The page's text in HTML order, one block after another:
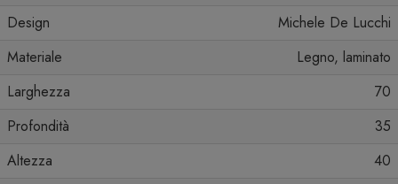
Design
Michele De Lucchi
Materiale
Legno, laminato
Larghezza
70
Profondità
35
Altezza
40